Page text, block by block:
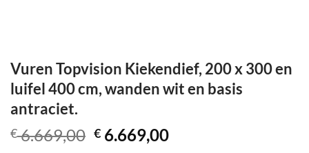
Vuren Topvision Kiekendief, 200 x 300 en
luifel 400 cm, wanden wit en basis
antraciet.
€6.669,00 Oorspronkelijke
€ 6.669,00Huidige